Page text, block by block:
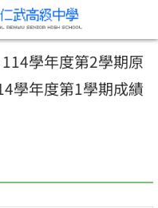
114學年度第2學期原
學年度第1學期成績